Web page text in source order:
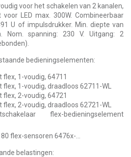
voor het schakelen van 2 kanalen,
LED max. 300W. Combineerbaar
U of impulsdrukker. Min. diepte van
Nom. spanning: 230 V. Uitgang: 2
bedieningselementen:
1-voudig, 64711
1-voudig, draadloos 62711-WL
2-voudig, 64721
2-voudig, draadloos 62721-WL
flex-bedieningselement
flex-sensoren 6476x-...
belastingen: